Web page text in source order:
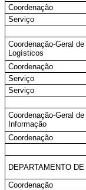
Coordenação
Serviço
Coordenação-Geral
Logísticos
Coordenação
Serviço
Serviço
Coordenação-Geral
Informação
Coordenação
DEPARTAMENTO
Coordenação